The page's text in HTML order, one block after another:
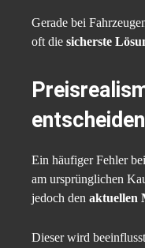
Gerade bei
oft die sicherste
Ein häufiger Fehler
am ursprünglichen
jedoch den aktuellen
Dieser wird